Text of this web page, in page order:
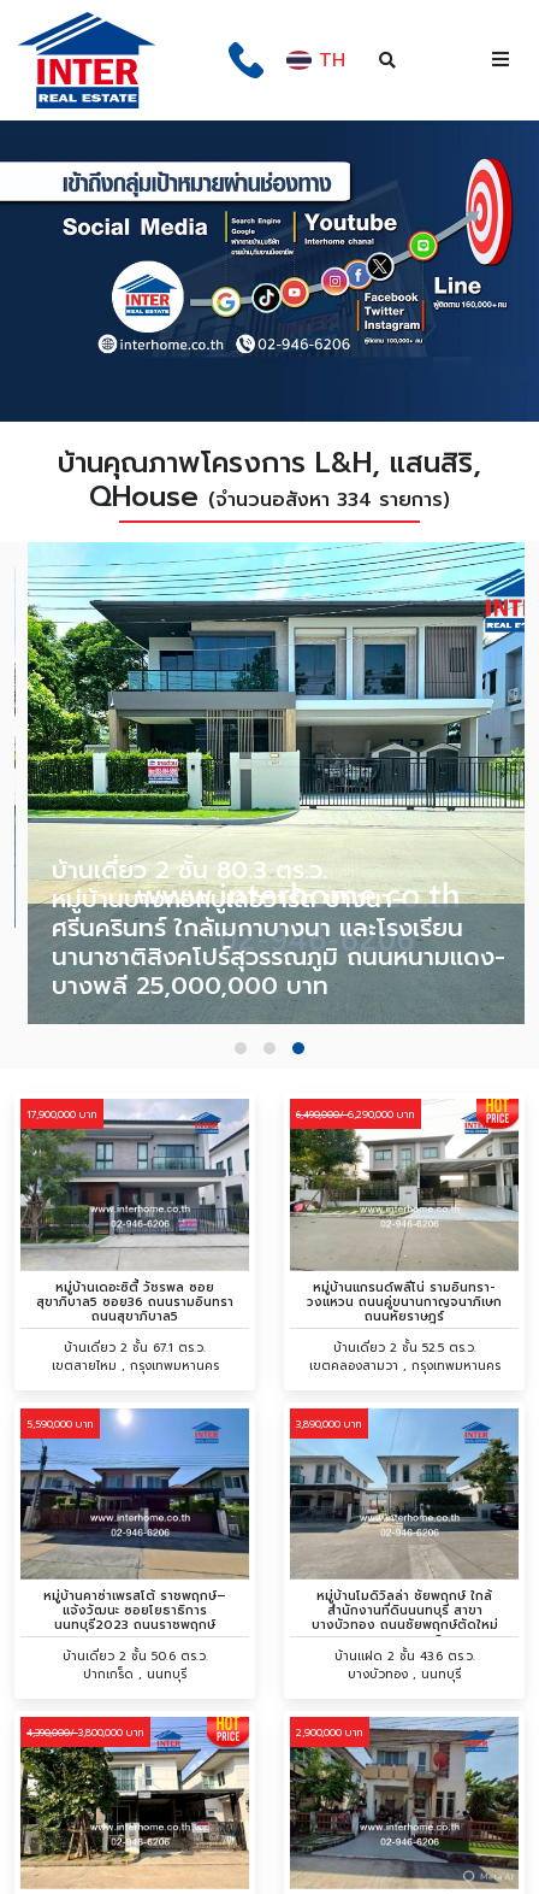
TH
บ้านคุณภาพโครงการ L&H, แสนสิริ,
QHouse (จำนวนอสังหา 334 รายการ)
บ้านเดี่ยว 2 ชั้น 80.3 ตร.ว.
หมู่บ้านบางกอกบูเลอวาร์ด บางนา-
ศรีนครินทร์ ใกล้เมกาบางนา และโรงเรียน
นานาชาติสิงคโปร์สุวรรณภูมิ ถนนหนามแดง-
บางพลี 25,000,000 บาท
17,900,000 บาท
หมู่บ้านเดอะซิตี้ วัชรพล ซอย
สุขาภิบาล5 ซอย36 ถนนรามอินทรา
ถนนสุขาภิบาล5
บ้านเดี่ยว 2 ชั้น 67.1 ตร.ว.
เขตสายไหม , กรุงเทพมหานคร
6,490,000/6,290,000 บาท
หมู่บ้านแกรนด์พลีโน่ รามอินทรา-
วงแหวน ถนนคู่ขนานกาญจนาภิเษก
ถนนหัยราษฎร์
บ้านเดี่ยว 2 ชั้น 52.5 ตร.ว.
เขตคลองสามวา , กรุงเทพมหานคร
5,590,000 บาท
หมู่บ้านคาซ่าเพรสโต้ ราชพฤกษ์–
แจ้งวัฒนะ ซอยโยธาธิการ
นนทบุรี2023 ถนนราชพฤกษ์
บ้านเดี่ยว 2 ชั้น 50.6 ตร.ว.
ปากเกร็ด , นนทบุรี
3,890,000 บาท
หมู่บ้านโมดิวิลล่า ชัยพฤกษ์ ใกล้
สำนักงานที่ดินนนทบุรี สาขา
บางบัวทอง ถนนชัยพฤกษ์ตัดใหม่
ถนนเทศบาล2
บ้านเเฝด 2 ชั้น 43.6 ตร.ว.
บางบัวทอง , นนทบุรี
4,390,000/3,800,000 บาท 2,900,000 บาท